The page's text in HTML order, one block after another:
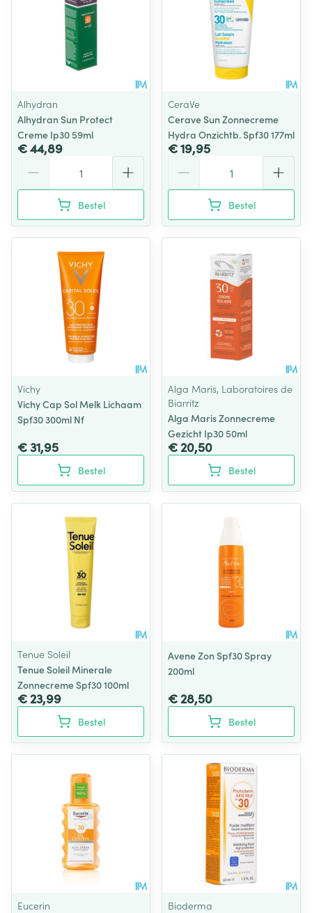
Alhydran
Alhydran Sun Protect
Creme Ip30 59ml
€ 44,89
Bestel
CeraVe
Cerave Sun Zonnecreme
Hydra Onzichtb. Spf30 177ml
€ 19,95
Bestel
Vichy
Vichy Cap Sol Melk Lichaam
Spf30 300ml Nf
€ 31,95
Bestel
Alga Maris, Laboratoires de
Biarritz
Alga Maris Zonnecreme
Gezicht Ip30 50ml
€ 20,50
Bestel
Tenue Soleil
Tenue Soleil Minerale
Zonnecreme Spf30 100ml
€ 23,99
Bestel
Avene Zon Spf30 Spray
200ml
€ 28,50
Bestel
Eucerin
Bioderma